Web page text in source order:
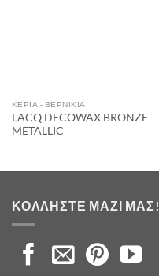
ΚΕΡΙΆ - ΒΕΡΝΊΚΙΑ
LACQ DECOWAX BRONZE
METALLIC
ΚΟΛΛΉΣΤΕ ΜΑΖΊ ΜΑΣ!